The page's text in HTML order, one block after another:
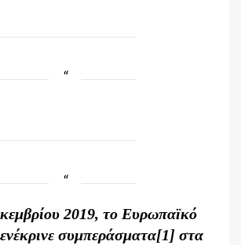
2019, το Ευρωπαϊκό
συμπεράσματα[1] στα